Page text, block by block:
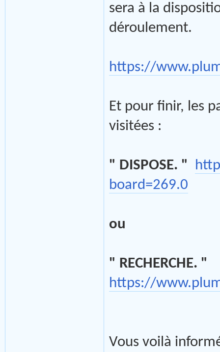
sera à la
déroulement.
https://
Et pour finir, les
visitées :
" DISPOSE. "
board=269.0
ou
" RECHERCHE. "
https://
Vous voilà